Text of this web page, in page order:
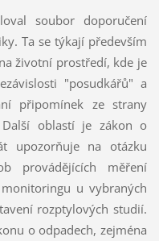
soubor doporučení
Ta se týkají především
životní prostředí, kde je
"posudkářů" a
připomínek ze strany
oblastí je zákon o
upozorňuje na otázku
provádějících měření
u vybraných
rozptylových studií.
o odpadech, zejména